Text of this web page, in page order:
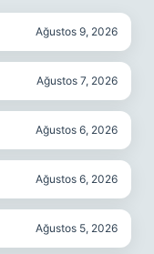
Ağustos 9, 2026
Ağustos 7, 2026
Ağustos 6, 2026
Ağustos 6, 2026
Ağustos 5, 2026